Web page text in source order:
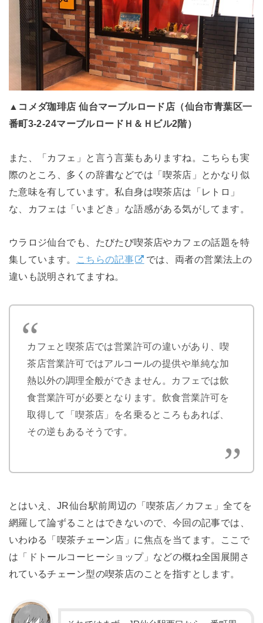
▲コメダ珈琲店 仙台マーブルロード店（仙台市青葉区一
番町3-2-24マーブルロードＨ＆Ｈビル2階）
また、「カフェ」と言う言葉もありますね。こちらも実
際のところ、多くの辞書などでは「喫茶店」とかなり似
た意味を有しています。私自身は喫茶店は「レトロ」
な、カフェは「いまどき」な語感がある気がしてます。
ウラロジ仙台でも、たびたび喫茶店やカフェの話題を特
集しています。
こちらの記事
では、両者の営業法上の
違いも説明されてますね。
カフェと喫茶店では営業許可の違いがあり、喫
茶店営業許可ではアルコールの提供や単純な加
熱以外の調理全般ができません。カフェでは飲
食営業許可が必要となります。飲食営業許可を
取得して「喫茶店」を名乗るところもあれば、
その逆もあるそうです。
とはいえ、JR仙台駅前周辺の「喫茶店／カフェ」全てを
網羅して論ずることはできないので、今回の記事では、
いわゆる「喫茶チェーン店」に焦点を当てます。ここで
は「ドトールコーヒーショップ」などの概ね全国展開さ
れているチェーン型の喫茶店のことを指すとします。